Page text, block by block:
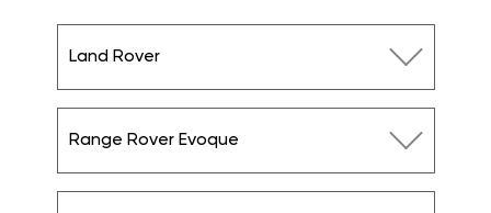
Land Rover
Range Rover Evoque